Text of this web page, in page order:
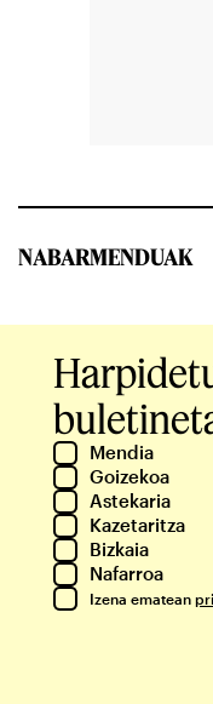
NABARMENDUAK
Mendia
Goizekoa
Astekaria
Kazetaritza
Bizkaia
Nafarroa
Izena ematean